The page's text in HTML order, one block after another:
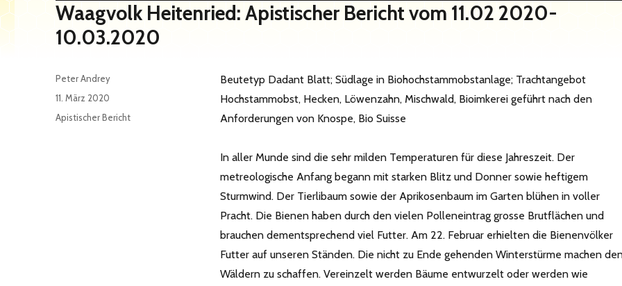
Waagvolk Heitenried: Apistischer Bericht vom 11.02 2020-
10.03.2020
Beutetyp Dadant Blatt; Südlage in Biohochstammobstanlage; Trachtangebot
Hochstammobst, Hecken, Löwenzahn, Mischwald, Bioimkerei geführt nach den
Anforderungen von Knospe, Bio Suisse
In aller Munde sind die sehr milden Temperaturen für diese Jahreszeit. Der
metreologische Anfang begann mit starken Blitz und Donner sowie heftigem
Sturmwind. Der Tierlibaum sowie der Aprikosenbaum im Garten blühen in voller
Pracht. Die Bienen haben durch den vielen Polleneintrag grosse Brutflächen und
brauchen dementsprechend viel Futter. Am 22. Februar erhielten die Bienenvölker
Futter auf unseren Ständen. Die nicht zu Ende gehenden Winterstürme machen
Wäldern zu schaffen. Vereinzelt werden Bäume entwurzelt oder werden wie
Autor
Peter Andrey
Veröffentlicht
am
11. März 2020
Kategorien
Apistischer Bericht